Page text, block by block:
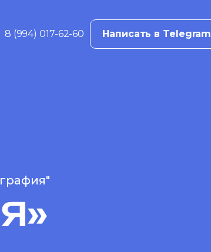
8 (994) 017-62-60 Написать в Telegram